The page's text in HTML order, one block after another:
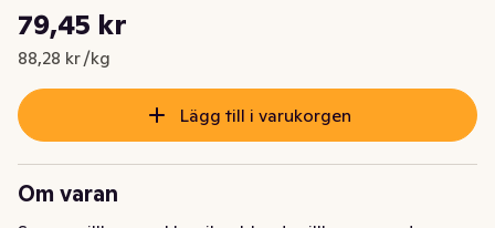
Nuvarande pris är: 79,45 kr
79,45 kr
88,28 kr /kg
Styckpris: 88,28 kr /kg
Lägg till i varukorgen
Om varan